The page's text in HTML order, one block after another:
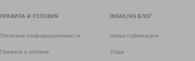
ПРАВИЛА И УСЛОВИЯ
Политика конфиденциальности
Правила и условия
INSAILING БЛОГ
Новые публикации
Люди